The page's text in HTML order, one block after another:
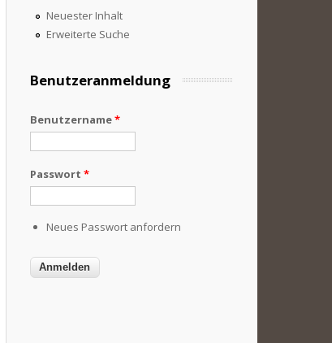
Neuester Inhalt
Erweiterte Suche
Benutzeranmeldung
Benutzername*
Passwort *
Neues Passwort anfordern